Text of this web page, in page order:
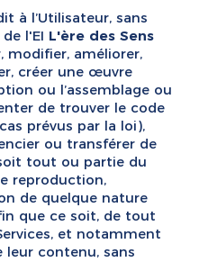
à l’Utilisateur, sans
l'EI L'ère des Sens
modifier, améliorer,
créer une œuvre
ou l’assemblage ou
de trouver le code
prévus par la loi),
ou transférer de
tout ou partie du
reproduction,
de quelque nature
que ce soit, de tout
et notamment
contenu, sans